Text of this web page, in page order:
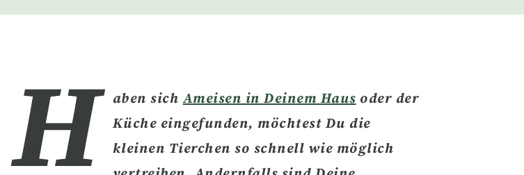
H aben sichAmeisen in Deinem Hausoder der
Küche eingefunden, möchtest Du die
kleinen Tierchenso schnell wie möglich